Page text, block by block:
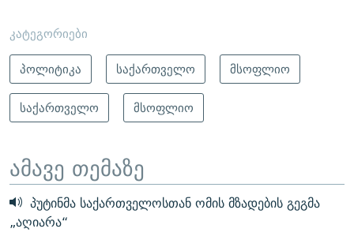
კატეგორიები
პოლიტიკა
საქართველო
მსოფლიო
საქართველო
მსოფლიო
ამავე თემაზე
პუტინმა საქართველოსთან ომის მზადების გეგმა
„აღიარა“